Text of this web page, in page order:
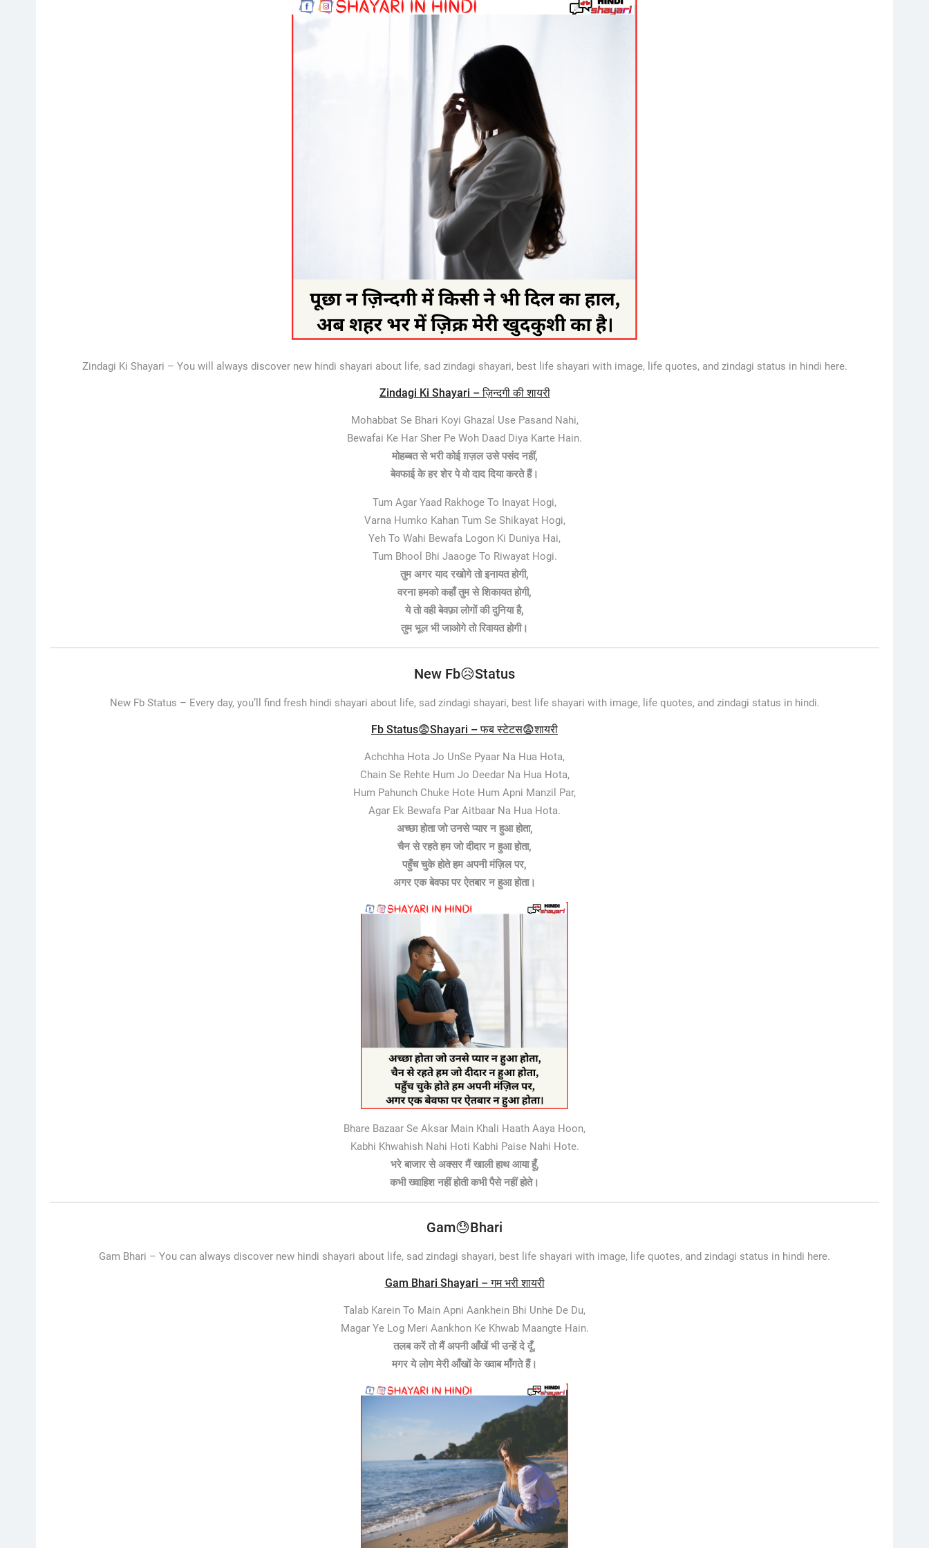
Zindagi Ki Shayari – You will always discover new hindi shayari about life, sad zindagi shayari, best life shayari with image, life quotes, and zindagi status in hindi here.
Zindagi Ki Shayari – ज़िन्दगी की शायरी
Mohabbat Se Bhari Koyi Ghazal Use Pasand Nahi,
Bewafai Ke Har Sher Pe Woh Daad Diya Karte Hain.
मोहब्बत से भरी कोई ग़ज़ल उसे पसंद नहीं,
बेवफाई के हर शेर पे वो दाद दिया करते हैं।
Tum Agar Yaad Rakhoge To Inayat Hogi,
Varna Humko Kahan Tum Se Shikayat Hogi,
Yeh To Wahi Bewafa Logon Ki Duniya Hai,
Tum Bhool Bhi Jaaoge To Riwayat Hogi.
तुम अगर याद रखोगे तो इनायत होगी,
वरना हमको कहाँ तुम से शिकायत होगी,
ये तो वही बेवफ़ा लोगों की दुनिया है,
तुम भूल भी जाओगे तो रिवायत होगी।
New Fb😥Status
New Fb Status – Every day, you’ll find fresh hindi shayari about life, sad zindagi shayari, best life shayari with image, life quotes, and zindagi status in hindi.
Fb Status😨Shayari – फब स्टेटस😨शायरी
Achchha Hota Jo UnSe Pyaar Na Hua Hota,
Chain Se Rehte Hum Jo Deedar Na Hua Hota,
Hum Pahunch Chuke Hote Hum Apni Manzil Par,
Agar Ek Bewafa Par Aitbaar Na Hua Hota.
अच्छा होता जो उनसे प्यार न हुआ होता,
चैन से रहते हम जो दीदार न हुआ होता,
पहुँच चुके होते हम अपनी मंज़िल पर,
अगर एक बेवफा पर ऐतबार न हुआ होता।
Bhare Bazaar Se Aksar Main Khali Haath Aaya Hoon,
Kabhi Khwahish Nahi Hoti Kabhi Paise Nahi Hote.
भरे बाजार से अक्सर मैं खाली हाथ आया हूँ,
कभी ख्वाहिश नहीं होती कभी पैसे नहीं होते।
Gam😓Bhari
Gam Bhari – You can always discover new hindi shayari about life, sad zindagi shayari, best life shayari with image, life quotes, and zindagi status in hindi here.
Gam Bhari Shayari – गम भरी शायरी
Talab Karein To Main Apni Aankhein Bhi Unhe De Du,
Magar Ye Log Meri Aankhon Ke Khwab Maangte Hain.
तलब करें तो मैं अपनी आँखें भी उन्हें दे दूँ,
मगर ये लोग मेरी आँखों के ख्वाब माँगते हैं।